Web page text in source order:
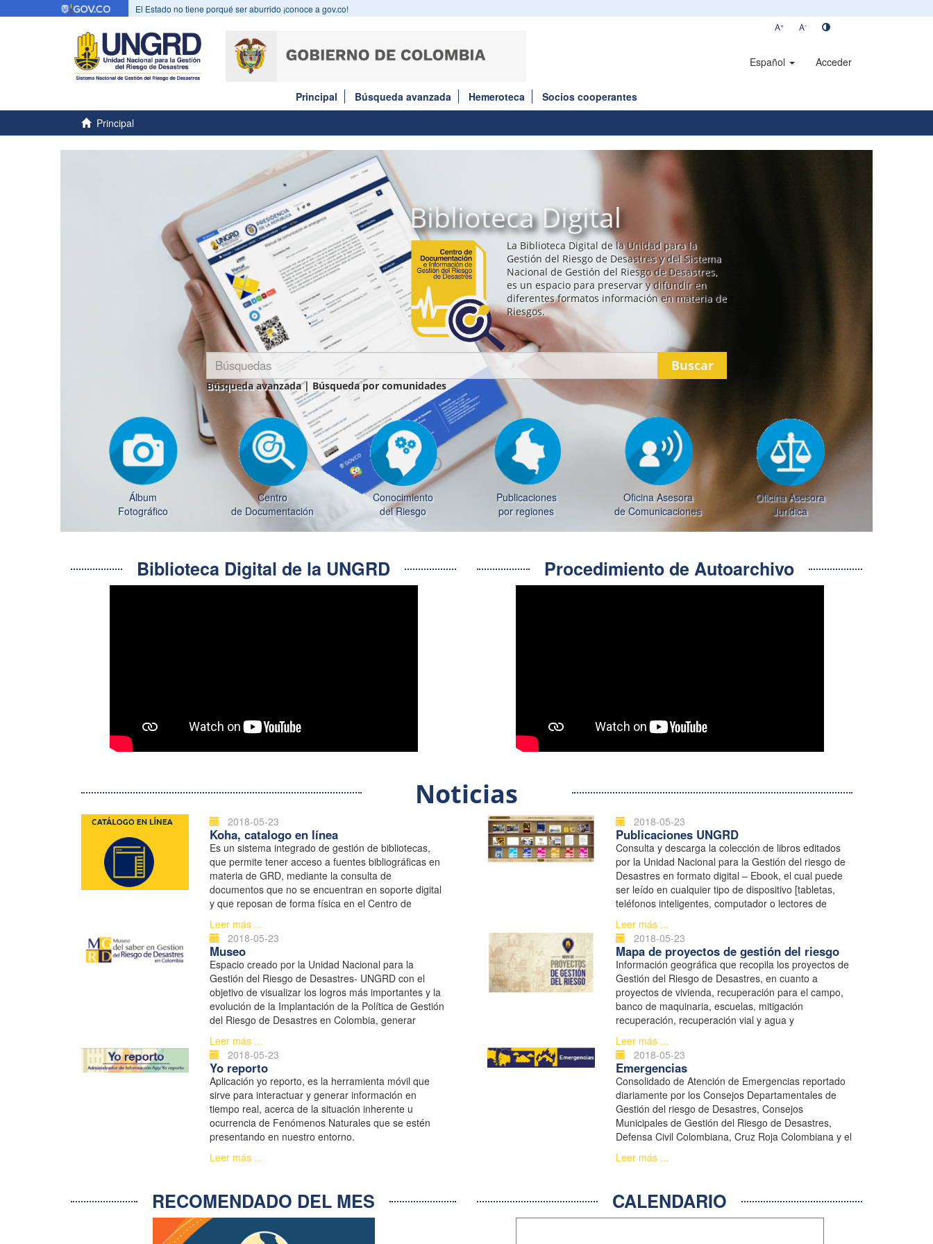
El Estado no tiene porqué ser aburrido ¡conoce a gov.co!
A+ A-
Español Acceder
Principal Búsqueda avanzada Hemeroteca
Socios cooperantes
Principal
Biblioteca Digital
La Biblioteca Digital de la Unidad para la
Gestión del Riesgo de Desastres y del Sistema
Nacional de Gestión del Riesgo de Desastres,
es un espacio para preservar y difundir en
diferentes formatos información en materia de
Riesgos.
Buscar
Búsqueda avanzada| Búsqueda por comunidades
Álbum
Fotográfico
Centro
de Documentación
Conocimiento
del Riesgo
Publicaciones
por regiones
Oficina Asesora
de Comunicaciones
Oficina Asesora
Jurídica
Biblioteca Digital de la UNGRD Procedimiento de Autoarchivo
Noticias
2018-05-23
Koha, catalogo en línea
Es un sistema integrado de gestión de bibliotecas,
que permite tener acceso a fuentes bibliográficas en
materia de GRD, mediante la consulta de
documentos que no se encuentran en soporte digital
y que reposan de forma física en el Centro de
Documentación de la UNGRD
Leer más ...
2018-05-23
Publicaciones UNGRD
Consulta y descarga la colección de libros editados
por la Unidad Nacional para la Gestión del riesgo de
Desastres en formato digital – Ebook, el cual puede
ser leído en cualquier tipo de dispositivo [tabletas,
teléfonos inteligentes, computador o lectores de
libros electrónicos].
Leer más ...
2018-05-23
Museo
Espacio creado por la Unidad Nacional para la
Gestión del Riesgo de Desastres- UNGRD con el
objetivo de visualizar los logros más importantes y la
evolución de la Implantación de la Política de Gestión
del Riesgo de Desastres en Colombia, generar
apropiación de la Gestión del Riesgo de Desastres
en la comunidad y fortalecer ...
Leer más ...
2018-05-23
Mapa de proyectos de gestión del riesgo
Información geográfica que recopila los proyectos de
Gestión del Riesgo de Desastres, en cuanto a
proyectos de vivienda, recuperación para el campo,
banco de maquinaria, escuelas, mitigación
recuperación, recuperación vial y agua y
saneamiento.
Leer más ...
2018-05-23
Yo reporto
Aplicación yo reporto, es la herramienta móvil que
sirve para interactuar y generar información en
tiempo real, acerca de la situación inherente u
ocurrencia de Fenómenos Naturales que se estén
presentando en nuestro entorno.
Leer más ...
2018-05-23
Emergencias
Consolidado de Atención de Emergencias reportado
diariamente por los Consejos Departamentales de
Gestión del riesgo de Desastres, Consejos
Municipales de Gestión del Riesgo de Desastres,
Defensa Civil Colombiana, Cruz Roja Colombiana y el
Sistema Nacional de Bomberos.
Leer más ...
RECOMENDADO DEL MES CALENDARIO